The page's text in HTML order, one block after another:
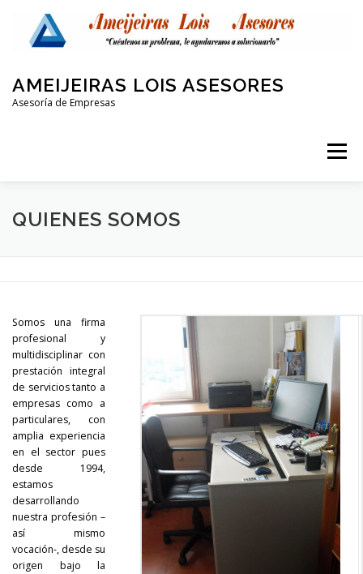
contenido
AMEIJEIRAS LOIS ASESORES
Asesoría de Empresas
Menú
QUIENES SOMOS LABORAL Y SEGURIDAD SOCIAL
OTRAS AREAS CONTACTO
QUIENES SOMOS
Somos una firma
profesional y
multidisciplinar con
prestación integral
de servicios tanto a
empresas como a
particulares, con
amplia experiencia
en el sector pues
desde 1994,
estamos
desarrollando
nuestra profesión –
así mismo
vocación-, desde su
origen bajo la